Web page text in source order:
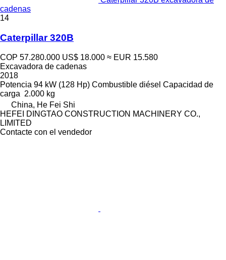
cadenas
14
Caterpillar 320B
COP 57.280.000 US$ 18.000 ≈ EUR 15.580
Excavadora de cadenas
2018
Potencia 94 kW (128 Hp) Combustible diésel Capacidad de
carga 2.000 kg
China, He Fei Shi
HEFEI DINGTAO CONSTRUCTION MACHINERY CO.,
LIMITED
Contacte con el vendedor